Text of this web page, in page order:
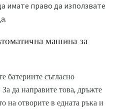
имате право да използвате
машина за
батериите съгласно
да направите това, дръжте
на отворите в едната ръка и